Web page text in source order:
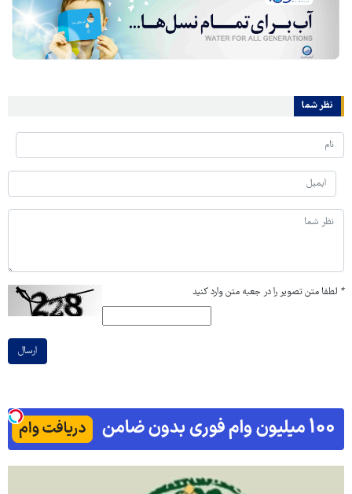
نظر شما
* لطفا متن تصویر را در جعبه متن وارد کنید
ارسال